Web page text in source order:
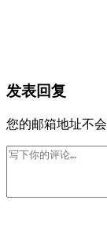
发表回复
您的邮箱地址不会